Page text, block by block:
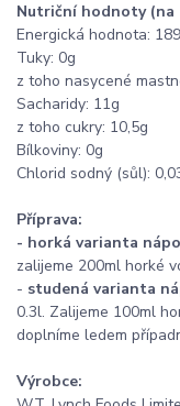
Nutriční hodnoty (na
Energická hodnota:
Tuky: 0g
z toho nasycené
Sacharidy: 11g
z toho cukry: 10,5g
Bílkoviny: 0g
Chlorid sodný (sůl):
Příprava:
- horká varianta
zalijeme 200ml horké
- studená varianta
0.3l. Zalijeme 100ml
doplníme ledem
Výrobce: